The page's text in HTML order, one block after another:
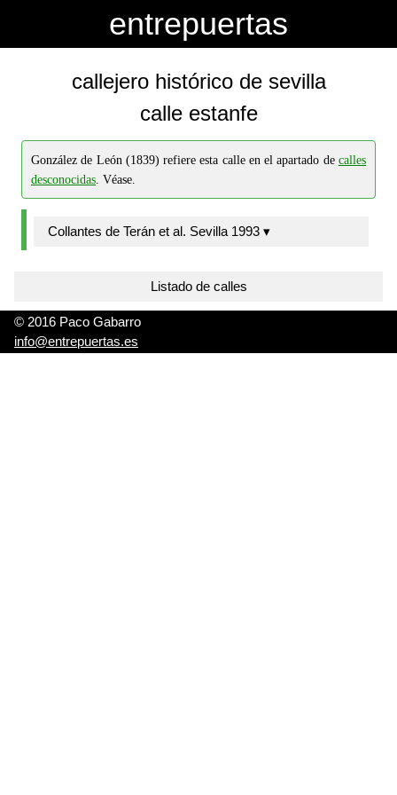
entrepuertas
callejero histórico de sevilla
calle estanfe
González de León (1839) refiere esta calle en el apartado de calles
desconocidas. Véase.
Collantes de Terán et al. Sevilla 1993 ▾
Listado de calles
© 2016 Paco Gabarro
info@entrepuertas.es